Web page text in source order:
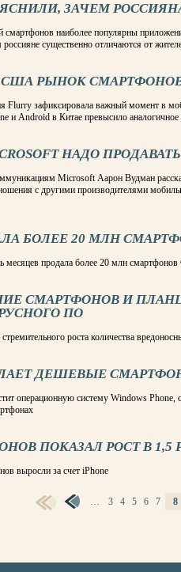
ЗАЧЕМ
смартфонов наиболее популярны
существенно отличаются от
США РЫНОК
Flurry зафиксировала важный момент в
и Android в Китае превысило
НАДО
Microsoft Аарон Вудман
с другими производителями
БОЛЕЕ 20 МЛН
месяцев продала более 20 млн
СМАРТФОНОВ И
ПО
роста количества
ДЕШЕВЫЕ
операционную систему Windows Phone,
ПОКАЗАЛ РОСТ В 1,5
выросли за счет iPhone
… 3 4 5 6 7 8